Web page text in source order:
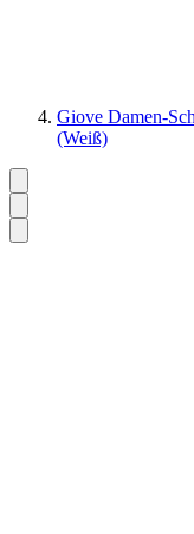
Giove Damen-
(Weiß)